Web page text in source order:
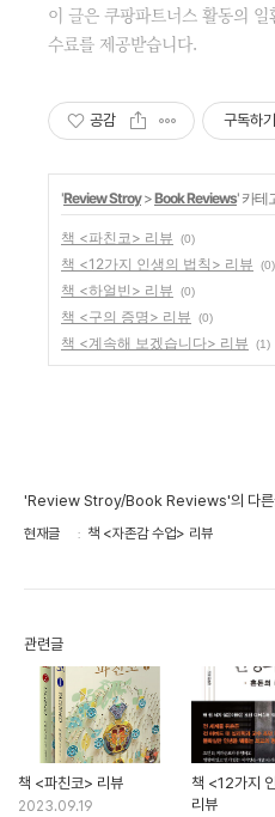
이 글은 쿠팡파트너스 활동의
수료를 제공받습니다.
공감 구독하기
'Review Stroy>Book Reviews' 카테
책 <파친코> 리뷰 (0)
책 <12가지 인생의 법칙> 리뷰 (0)
책 <하얼빈> 리뷰 (0)
책 <구의 증명> 리뷰 (0)
책 <계속해 보겠습니다> 리뷰 (1)
'Review Stroy/Book Reviews'의 다른
현재글 책 <자존감 수업> 리뷰
관련글
책 <파친코> 리뷰
2023.09.19
책 <12가지
리뷰